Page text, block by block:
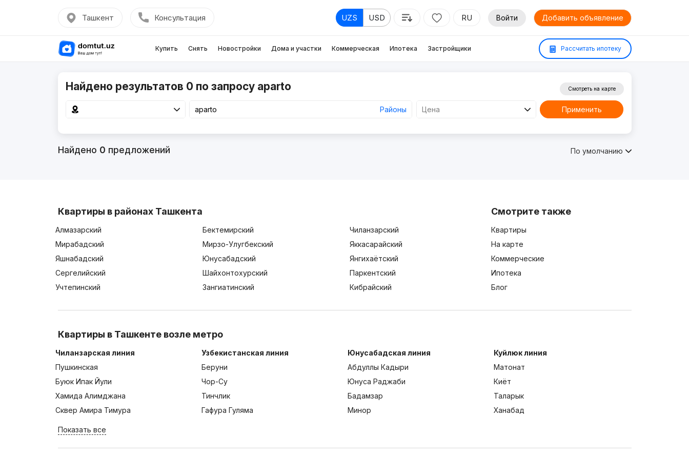
Ташкент Консультация UZS USD RU Войти Добавить объявление
Купить Снять Новостройки Дома и участки Коммерческая Ипотека Застройщики Рассчитать ипотеку
Найдено результатов 0 по запросу aparto
Районы Цена
Смотреть на карте
Применить
Найдено 0 предложений По умолчанию
Квартиры в районах Ташкента
Алмазарский Бектемирский
Чиланзарский
Мирабадский
Мирзо-Улугбекский
Яккасарайский
Яшнабадский
Юнусабадский
Янгихаётский
Сергелийский
Шайхонтохурский
Паркентский
Учтепинский
Зангиатинский Кибрайский
Смотрите также
Квартиры
На карте
Коммерческие
Ипотека
Блог
Квартиры в Ташкенте возле метро
Чиланзарская линия
Пушкинская
Буюк Ипак Йули
Хамида Алимджана
Сквер Амира Тимура
Узбекистанская линия
Беруни
Чор-Су
Тинчлик
Гафура Гуляма
Юнусабадская линия
Абдуллы Кадыри
Юнуса Раджаби
Бадамзар
Минор
Куйлюк линия
Матонат
Киёт
Таларык
Ханабад
Показать все